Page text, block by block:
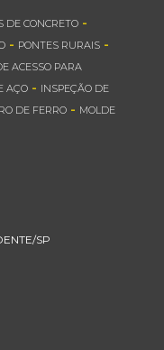
DE CONCRETO -
- PONTES RURAIS -
ACESSO PARA
AÇO - INSPEÇÃO DE
DE FERRO - MOLDE
SP